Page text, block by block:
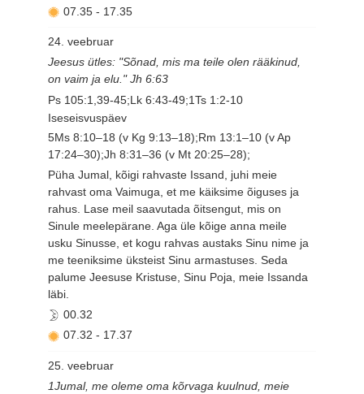
07.35 - 17.35
24. veebruar
Jeesus ütles: "Sõnad, mis ma teile olen rääkinud,
on vaim ja elu." Jh 6:63
Ps 105:1,39-45;Lk 6:43-49;1Ts 1:2-10
Iseseisvuspäev
5Ms 8:10–18 (v Kg 9:13–18);Rm 13:1–10 (v Ap
17:24–30);Jh 8:31–36 (v Mt 20:25–28);
Püha Jumal, kõigi rahvaste Issand, juhi meie
rahvast oma Vaimuga, et me käiksime õiguses ja
rahus. Lase meil saavutada õitsengut, mis on
Sinule meelepärane. Aga üle kõige anna meile
usku Sinusse, et kogu rahvas austaks Sinu nime ja
me teeniksime üksteist Sinu armastuses. Seda
palume Jeesuse Kristuse, Sinu Poja, meie Issanda
läbi.
00.32
07.32 - 17.37
25. veebruar
1Jumal, me oleme oma kõrvaga kuulnud, meie